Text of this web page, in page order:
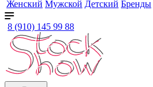
Женский Мужской Детский Бренды
8 (910) 145 99 88